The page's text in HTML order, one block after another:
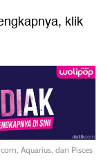
klik
Aquarius, dan Pisces